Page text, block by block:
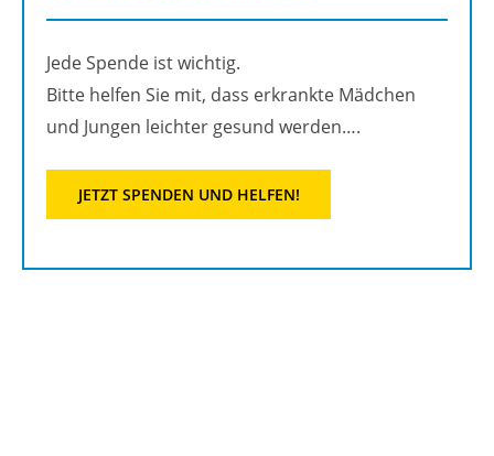
Jede Spen­de ist wich­tig.
Bitte hel­fen Sie mit, dass er­krank­te Mäd­chen
und Jun­gen leich­ter ge­sund wer­den….
JETZT SPEN­DEN UND HEL­FEN!